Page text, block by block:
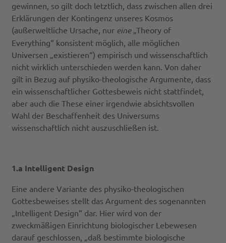
gewinnen, so gilt doch letztlich, dass zwischen allen drei
Erklärungen der Kontingenz unseres Kosmos
(außerweltliche Ursache, nur eine „Theory of
Everything“ konsistent möglich, alle möglichen
Universen „existieren“) empirisch und wissenschaftlich
nicht wirklich unterschieden werden kann. Von daher
gilt in Bezug auf physiko-theologische Argumente, dass
ein wissenschaftlicher Gottesbeweis nicht stattfindet,
aber auch die These einer irgendwie absichtsvollen
Wahl der Beschaffenheit des Universums
wissenschaftlich nicht auszuschließen ist.
1.a Intelligent Design
Eine andere Variante des physiko-theologischen
Gottesbeweises stellt das Argument des sogenannten
„Intelligent Design“ dar. Hier wird von der
zweckmäßigen Einrichtung biologischer Lebewesen
darauf geschlossen, „daß bestimmte biologische